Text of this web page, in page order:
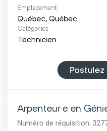
Emplacement
Catégories
Technicien
Arpenteur·e en
Numéro de réquisition: